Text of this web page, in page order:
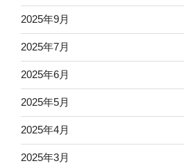
2025年9月
2025年7月
2025年6月
2025年5月
2025年4月
2025年3月